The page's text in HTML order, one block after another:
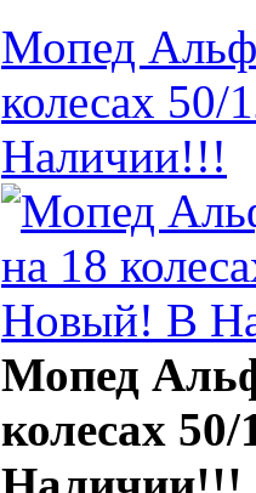
Мопед
колесах
Наличии!!!
Мопед
колесах